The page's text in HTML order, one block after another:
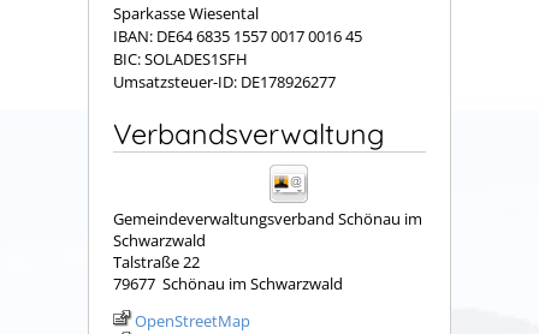
Sparkasse Wiesental
IBAN: DE64 6835 1557 0017 0016 45
BIC: SOLADES1SFH
Umsatzsteuer-ID: DE178926277
Verbandsverwaltung
Gemeindeverwaltungsverband Schönau im
Schwarzwald
Talstraße 22
79677 Schönau im Schwarzwald
OpenStreetMap